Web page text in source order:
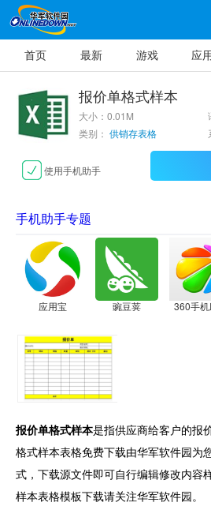
首页 最新 游戏 应
报价单格式样本
大小：0.01M
类别： 供销存表格
使用手机助手
手机助手专题
应用宝 豌豆荚 360手
报价单格式样本是指供应商给客户的报
格式样本表格免费下载由华军软件园为
式，下载源文件即可自行编辑修改内容
样本表格模板下载请关注华军软件园。